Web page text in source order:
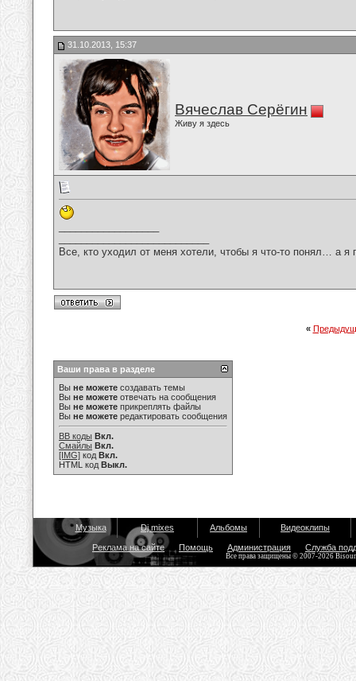
31.10.2013, 15:37
Вячеслав Серёгин
Живу я здесь
Все, кто уходил от меня хотели, чтобы я что-то понял… а
«
Ваши права в разделе
Вы не можете создавать темы
Вы не можете отвечать на сообщения
Вы не можете прикреплять файлы
Вы не можете редактировать сообщения
BB коды Вкл.
Смайлы Вкл.
[IMG] код Вкл.
HTML код Выкл.
Музыка Dj mixes Альбомы Видеоклипы
Реклама на сайте Помощь Администрация Служба
Все права защищены © 2007-2026